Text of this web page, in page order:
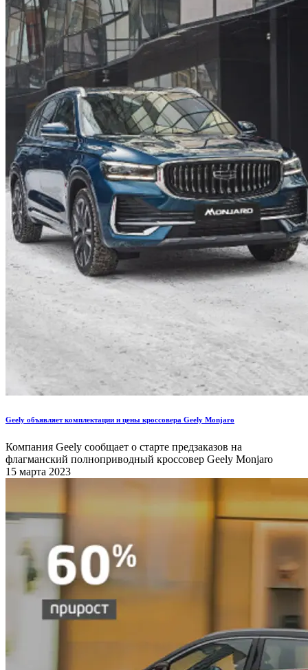
Geely объявляет комплектации и цены кроссовера Geely Monjaro
Компания Geely сообщает о старте предзаказов на
флагманский полноприводный кроссовер Geely Monjaro
15 марта 2023